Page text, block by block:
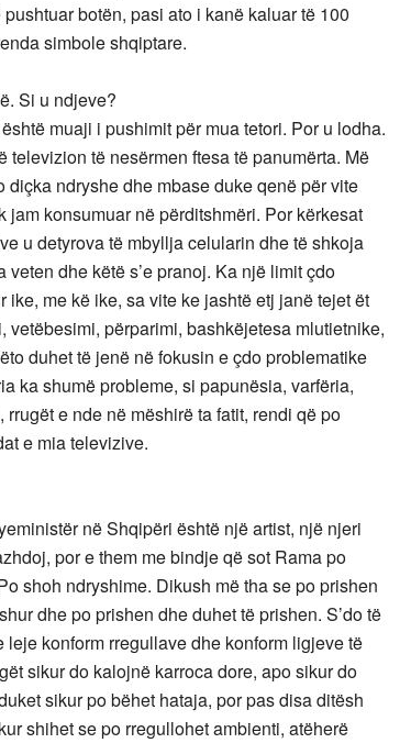
botën, pasi ato i kanë kaluar të 100
simbole shqiptare.
Si u ndjeve?
muaji i pushimit për mua tetori. Por u lodha.
televizion të nesërmen ftesa të panumërta. Më
ndryshe dhe mbase duke qenë për vite
konsumuar në përditshmëri. Por kërkesat
u detyrova të mbyllja celularin dhe të shkoja
dhe këtë s’e pranoj. Ka një limit çdo
me kë ike, sa vite ke jashtë etj janë tejet ët
përparimi, bashkëjetesa mlutietnike,
duhet të jenë në fokusin e çdo problematike
ka shumë probleme, si papunësia, varfëria,
e nde në mëshirë ta fatit, rendi që po
e mia televizive.
në Shqipëri është një artist, një njeri
por e them me bindje që sot Rama po
shoh ndryshime. Dikush më tha se po prishen
dhe po prishen dhe duhet të prishen. S’do të
konform rregullave dhe konform ligjeve të
sikur do kalojnë karroca dore, apo sikur do
sikur po bëhet hataja, por pas disa ditësh
shihet se po rregullohet ambienti, atëherë